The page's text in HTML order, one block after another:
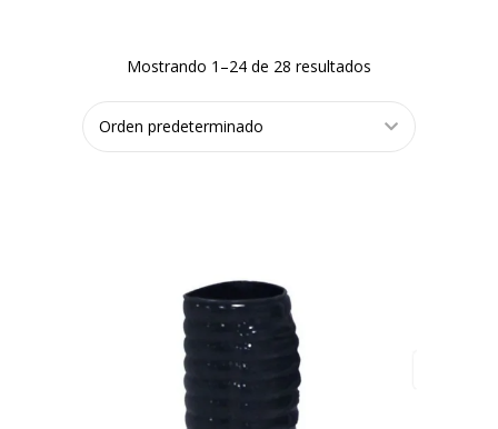
Mostrando 1–24 de 28 resultados
AÑADIR AL